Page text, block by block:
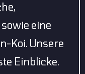
eine
Koi. Unsere
Einblicke.